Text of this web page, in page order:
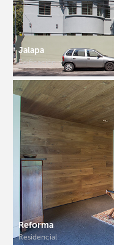
Jalapa
Edificación
Reforma
Residencial